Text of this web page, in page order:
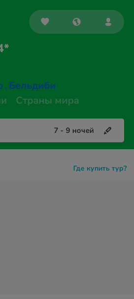
, Бельдиби
Страны мира
7 - 9 ночей
Где купить тур?